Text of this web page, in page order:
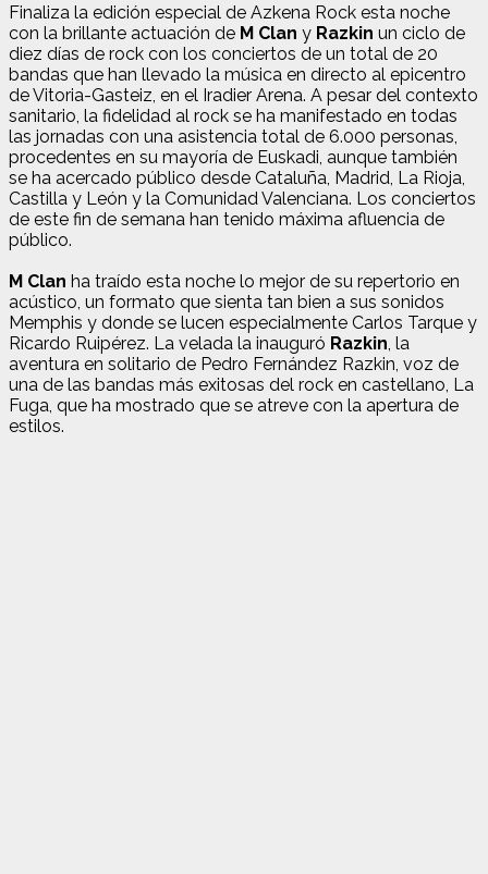
Finaliza la edición especial de Azkena Rock esta noche
con la brillante actuación de M Clan y Razkin un ciclo de
diez días de rock con los conciertos de un total de 20
bandas que han llevado la música en directo al epicentro
de Vitoria-Gasteiz, en el Iradier Arena. A pesar del contexto
sanitario, la fidelidad al rock se ha manifestado en todas
las jornadas con una asistencia total de 6.000 personas,
procedentes en su mayoría de Euskadi, aunque también
se ha acercado público desde Cataluña, Madrid, La Rioja,
Castilla y León y la Comunidad Valenciana. Los conciertos
de este fin de semana han tenido máxima afluencia de
público.
M Clan ha traído esta noche lo mejor de su repertorio en
acústico, un formato que sienta tan bien a sus sonidos
Memphis y donde se lucen especialmente Carlos Tarque y
Ricardo Ruipérez. La velada la inauguró Razkin, la
aventura en solitario de Pedro Fernández Razkin, voz de
una de las bandas más exitosas del rock en castellano, La
Fuga, que ha mostrado que se atreve con la apertura de
estilos.